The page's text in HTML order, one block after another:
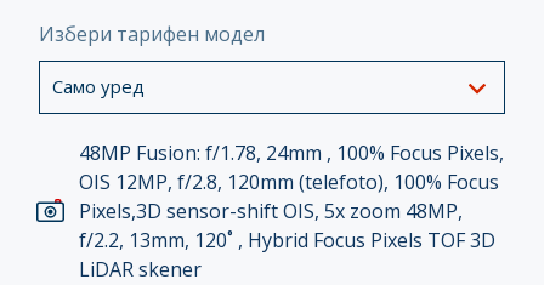
Избери тарифен модел
Само уред
48MP Fusion: f/1.78, 24mm , 100% Focus Pixels,
OIS 12MP, f/2.8, 120mm (telefoto), 100% Focus
Pixels,3D sensor-shift OIS, 5x zoom 48MP,
f/2.2, 13mm, 120˚ , Hybrid Focus Pixels TOF 3D
LiDAR skener